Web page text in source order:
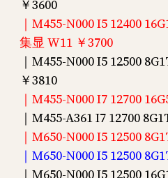
￥3600
｜M455-N000 I5 12400
集显 W11 ￥3700
｜M455-N000 I5 12500
￥3810
｜M455-N000 I7 12700
｜M455-A361 I7 12700
｜M650-N000 I5 12500
｜M650-N000 I5 12500
｜M650-N000 I5 12500